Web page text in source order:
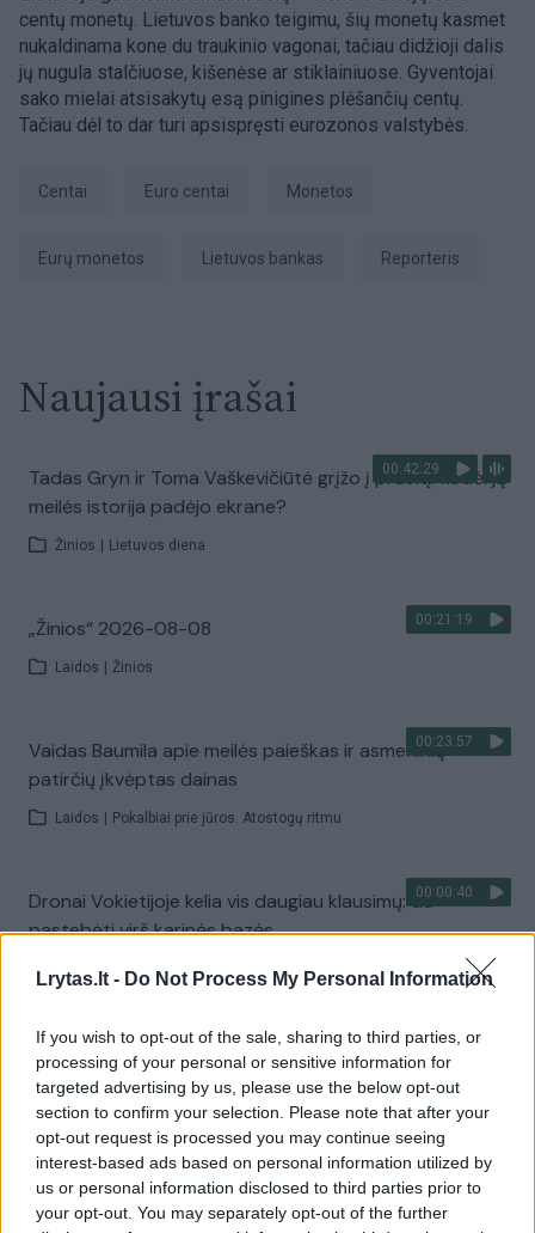
Lrytas.lt - Do Not Process My Personal Information
If you wish to opt-out of the sale, sharing to third parties, or
processing of your personal or sensitive information for
targeted advertising by us, please use the below opt-out
section to confirm your selection. Please note that after your
opt-out request is processed you may continue seeing
interest-based ads based on personal information utilized by
us or personal information disclosed to third parties prior to
your opt-out. You may separately opt-out of the further
centų monetų. Lietuvos banko teigimu, šių monetų kasmet
nukaldinama kone du traukinio vagonai, tačiau didžioji dalis
jų nugula stalčiuose, kišenėse ar stiklainiuose. Gyventojai
sako mielai atsisakytų esą pinigines plėšančių centų.
Tačiau dėl to dar turi apsispręsti eurozonos valstybės.
centai euro centai monetos
eurų monetos Lietuvos bankas Reporteris
Naujausi įrašai
00:42:29
Tadas Gryn ir Toma Vaškevičiūtė grįžo į praeitį: kodėl jų
meilės istorija padėjo ekrane?
Žinios Lietuvos diena
00:21:19
„Žinios“ 2026-08-08
Laidos Žinios
00:23:57
Vaidas Baumila apie meilės paieškas ir asmeninių
patirčių įkvėptas dainas
Laidos Pokalbiai prie jūros. Atostogų ritmu
00:00:40
Dronai Vokietijoje kelia vis daugiau klausimų: du
pastebėti virš karinės bazės
Žinios | Pasaulis
Visi įrašai
Žiūrimiausi įrašai